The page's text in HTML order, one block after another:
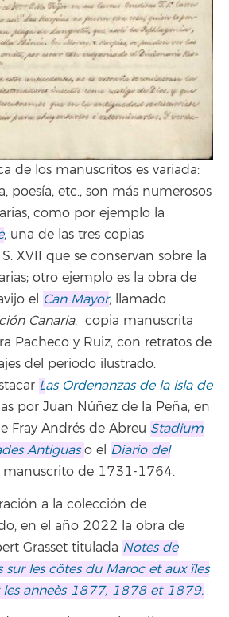
de los manuscritos es variada:
poesía, etc., son más numerosos
como por ejemplo la
, una de las tres copias
XVII que se conservan sobre la
otro ejemplo es la obra de
el Can Mayor, llamado
Canaria, copia manuscrita
Pacheco y Ruiz, con retratos de
del periodo ilustrado.
Las Ordenanzas de la isla de
por Juan Núñez de la Peña, en
Fray Andrés de Abreu Stadium
Antiguas o el Diario del
manuscrito de 1731-1764.
a la colección de
en el año 2022 la obra de
Grasset titulada Notes de
sur les côtes du Maroc et aux îles
les anneès 1877, 1878 et 1879.